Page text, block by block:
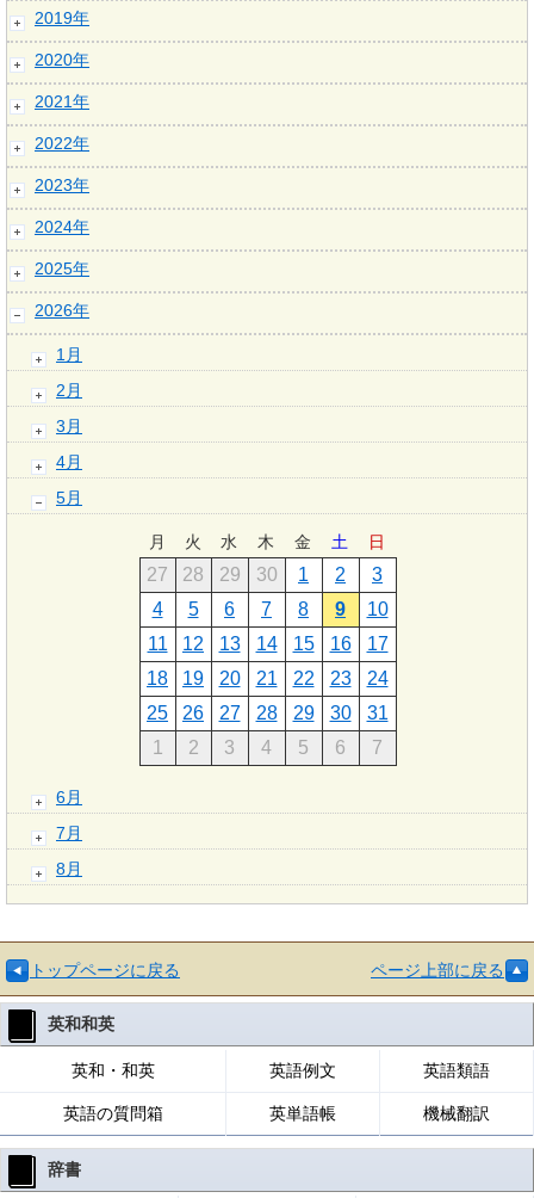
2019年
2020年
2021年
2022年
2023年
2024年
2025年
2026年
1月
2月
3月
4月
5月
月 火 水 木 金 土 日
27 28 29 30 1 2
3
4
5 6 7 8 9
10
11
12 13 14 15 16
17
18
19 20 21 22 23
24
25
26 27 28 29 30
31
1
2 3 4 5 6 7
6月
7月
8月
トップページに戻る ページ上部に戻る
英和和英
英和・和英 英語例文 英語類語
英語の質問箱 英単語帳 機械翻訳
辞書